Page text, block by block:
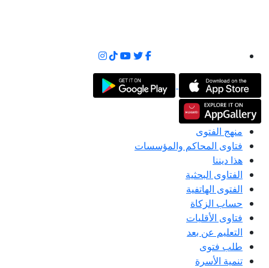
منهج الفتوى
فتاوى المحاكم والمؤسسات
هذا ديننا
الفتاوى البحثية
الفتوى الهاتفية
حساب الزكاة
فتاوى الأقليات
التعليم عن بعد
طلب فتوى
تنمية الأسرة